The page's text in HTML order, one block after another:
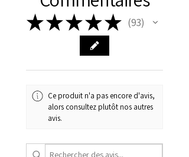
★★★★★ 93
93
Ce produit n'a pas encore d'avis,
alors consultez plutôt nos autres
avis.